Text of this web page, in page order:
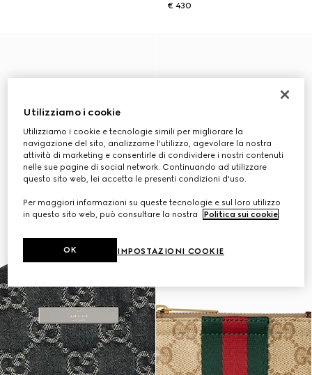
€ 430
Utilizziamo i cookie
Utilizziamo i cookie e tecnologie simili per migliorare la
navigazione del sito, analizzarne l'utilizzo, agevolare la nostra
attività di marketing e consentirle di condividere i nostri contenuti
nelle sue pagine di social network. Continuando ad utilizzare
questo sito web, lei accetta le presenti condizioni d'uso.
Per maggiori informazioni su queste tecnologie e sul loro utilizzo
in questo sito web, può consultare la nostra
Politica sui cookie.
IMPOSTAZIONI COOKIE
OK